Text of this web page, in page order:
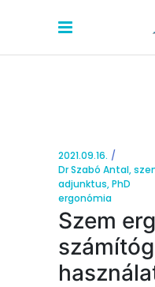
2021.09.16.
Dr Szabó Antal,
adjunktus, PhD
ergonómia
Szem